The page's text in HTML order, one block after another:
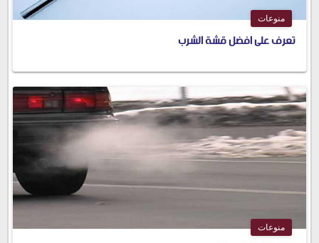
منوعات
تعرف على افضل قشة الشرب
منوعات